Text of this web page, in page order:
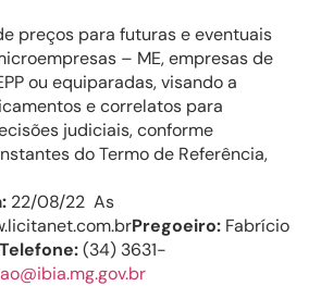
preços para futuras e eventuais
– ME, empresas de
ou equiparadas, visando a
e correlatos para
judiciais, conforme
do Termo de Referência,
22/08/22 As
Pregoeiro: Fabrício
Telefone:(34) 3631-